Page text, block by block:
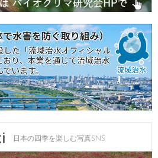
日本の四季を楽しむ写真SNS